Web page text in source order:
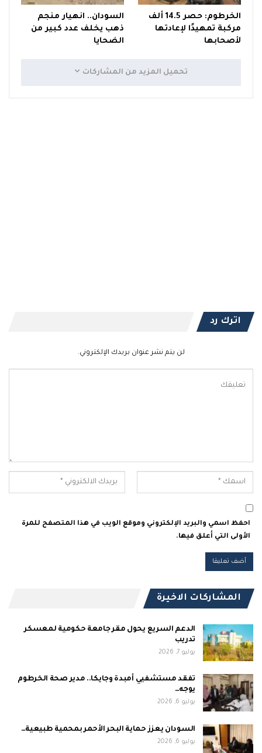
الخرطوم: حصر 14.5 ألف
مركبة تمهيدًا لإعادتها
لأصحابها
السودان.. انهيار منجم
ذهب يخلف عدد كبير من
الضحايا
تحميل المزيد من المشاركات
اترك رد
لن يتم نشر عنوان بريدك الإلكتروني.
احفظ اسمي والبريد الإلكتروني وموقع الويب في هذا المتصفح للمرة
الأولى التي أعلق فيها.
المشاركات الاخيرة
الدعم السريع يحول مقر جامعة حكومية لمعسكر
تدريب
يوليو 7, 2026
تفقد مستشفيي أمبدة وجايكا.. مدير صحة الخرطوم
يوجه…
يوليو 6, 2026
السودان يعزز حماية البحر الأحمر بمحمية طبيعية…
يوليو 6, 2026